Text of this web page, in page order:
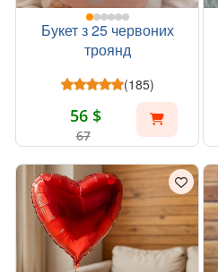
Букет з 25 червоних
троянд
(185)
56 $
67